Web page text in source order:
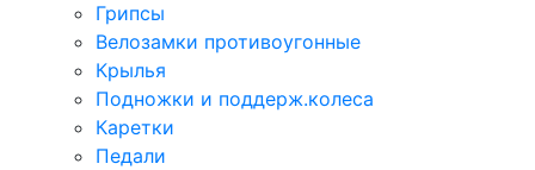
Грипсы
Велозамки противоугонные
Крылья
Подножки и поддерж.колеса
Каретки
Педали